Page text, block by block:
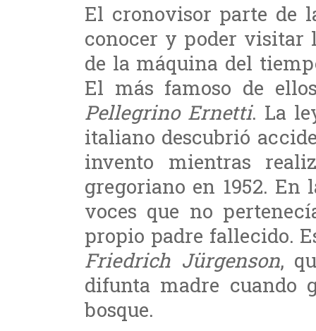
El cronovisor parte de
conocer y poder visitar
de la máquina del
El más famoso de
Pellegrino Ernetti. La
italiano descubrió
invento mientras
gregoriano en 1952. En
voces que no
propio padre fallecido.
Friedrich Jürgenson,
difunta madre cuando
bosque.